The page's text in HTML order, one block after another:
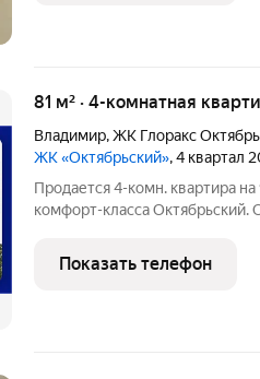
81 м² · 4-комнатная
Владимир,ЖК Глоракс
ЖК «Октябрьский», 4 квартал
Продается 4-комн. квартира
комфорт-класса Октябрьский.
м под кухонную зону. Номер
Показать телефон